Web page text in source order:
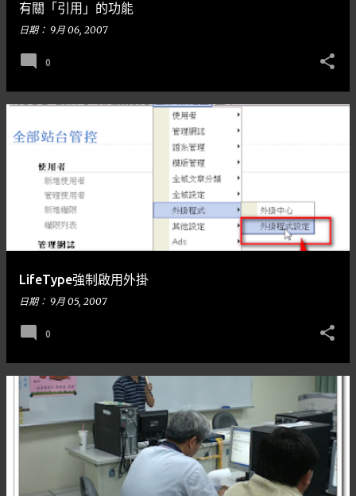
有關「引用」的功能
日期： 9月 06, 2007
0
LifeType強制啟用外掛
日期： 9月 05, 2007
0